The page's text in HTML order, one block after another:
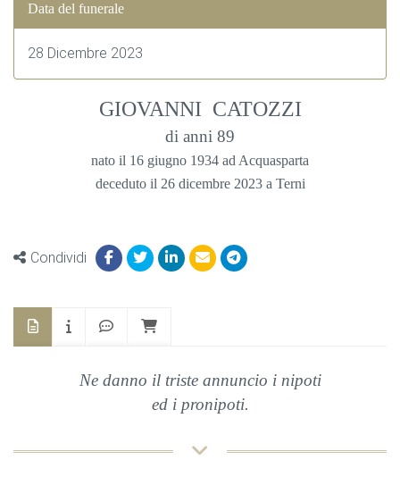
Data del funerale
28 Dicembre 2023
GIOVANNI CATOZZI
di anni 89
nato il 16 giugno 1934 ad Acquasparta
deceduto il 26 dicembre 2023 a Terni
Condividi
Ne danno il triste annuncio i nipoti
ed i pronipoti.